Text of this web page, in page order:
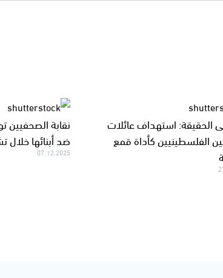
الحقيقة: استهداف عائلات
الفلسطينيين كأداة قمع
ضد أبنائها خلال
07.12.2025